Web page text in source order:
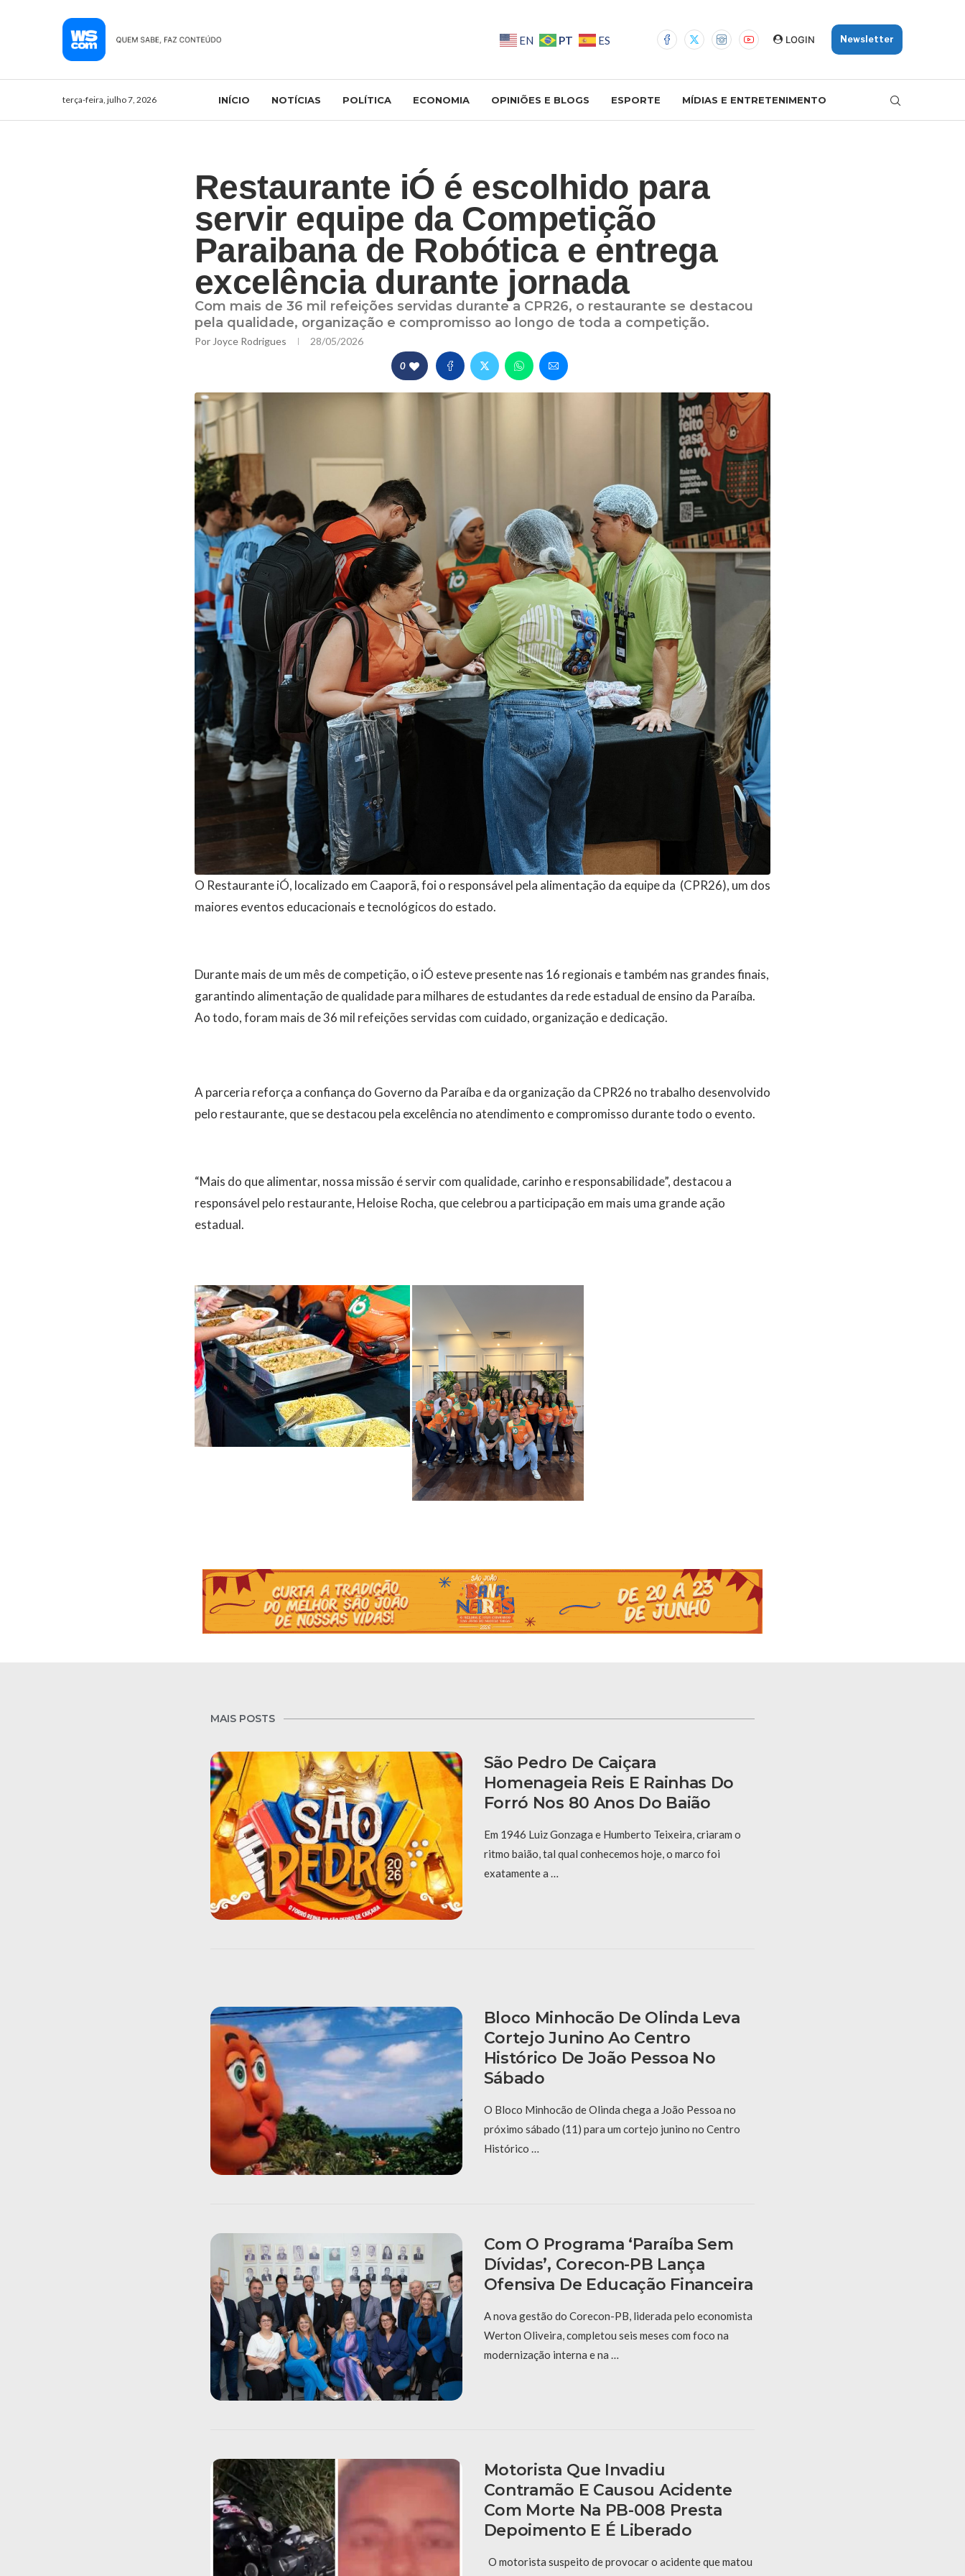
EN PT ES LOGIN Newsletter
terça-feira, julho 7, 2026 INÍCIO NOTÍCIAS POLÍTICA ECONOMIA OPINIÕES E BLOGS ESPORTE MÍDIAS E ENTRETENIMENTO
Restaurante iÓ é escolhido para
servir equipe da Competição
Paraibana de Robótica e entrega
excelência durante jornada
Com mais de 36 mil refeições servidas durante a CPR26, o restaurante se destacou
pela qualidade, organização e compromisso ao longo de toda a competição.
Por Joyce Rodrigues 28/05/2026
0
O Restaurante iÓ, localizado em Caaporã, foi o responsável pela alimentação da equipe da (CPR26), um dos
maiores eventos educacionais e tecnológicos do estado.
Durante mais de um mês de competição, o iÓ esteve presente nas 16 regionais e também nas grandes finais,
garantindo alimentação de qualidade para milhares de estudantes da rede estadual de ensino da Paraíba.
Ao todo, foram mais de 36 mil refeições servidas com cuidado, organização e dedicação.
A parceria reforça a confiança do Governo da Paraíba e da organização da CPR26 no trabalho desenvolvido
pelo restaurante, que se destacou pela excelência no atendimento e compromisso durante todo o evento.
“Mais do que alimentar, nossa missão é servir com qualidade, carinho e responsabilidade”, destacou a
responsável pelo restaurante, Heloise Rocha, que celebrou a participação em mais uma grande ação
estadual.
MAIS POSTS
São Pedro De Caiçara
Homenageia Reis E Rainhas Do
Forró Nos 80 Anos Do Baião
Em 1946 Luiz Gonzaga e Humberto Teixeira, criaram o
ritmo baião, tal qual conhecemos hoje, o marco foi
exatamente a …
Bloco Minhocão De Olinda Leva
Cortejo Junino Ao Centro
Histórico De João Pessoa No
Sábado
O Bloco Minhocão de Olinda chega a João Pessoa no
próximo sábado (11) para um cortejo junino no Centro
Histórico …
Com O Programa ‘Paraíba Sem
Dívidas’, Corecon-PB Lança
Ofensiva De Educação Financeira
A nova gestão do Corecon-PB, liderada pelo economista
Werton Oliveira, completou seis meses com foco na
modernização interna e na …
Motorista Que Invadiu
Contramão E Causou Acidente
Com Morte Na PB-008 Presta
Depoimento E É Liberado
O motorista suspeito de provocar o acidente que matou